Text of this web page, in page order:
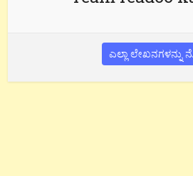
ಎಲ್ಲಾ ಲೇಖನಗಳನ್ನು